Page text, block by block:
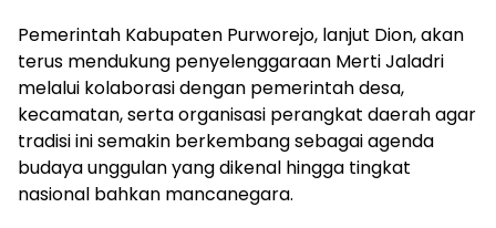
Pemerintah Kabupaten Purworejo, lanjut Dion, akan
terus mendukung penyelenggaraan Merti Jaladri
melalui kolaborasi dengan pemerintah desa,
kecamatan, serta organisasi perangkat daerah agar
tradisi ini semakin berkembang sebagai agenda
budaya unggulan yang dikenal hingga tingkat
nasional bahkan mancanegara.